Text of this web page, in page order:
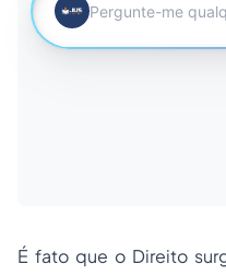
É fato que o Direito